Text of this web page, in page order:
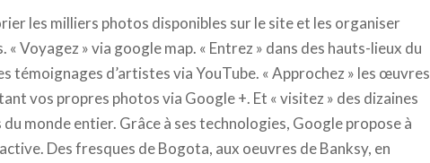
les milliers photos disponibles sur le site et les organiser
Voyagez » via google map. « Entrez » dans des hauts-lieux du
témoignages d’artistes via YouTube. « Approchez » les œuvres
vos propres photos via Google +. Et « visitez » des dizaines
monde entier. Grâce à ses technologies, Google propose à
Des fresques de Bogota, aux oeuvres de Banksy, en